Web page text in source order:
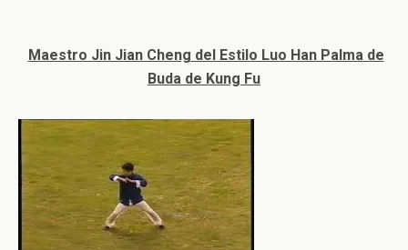
Maestro Jin Jian Cheng del Estilo Luo Han Palma de
Buda de Kung Fu